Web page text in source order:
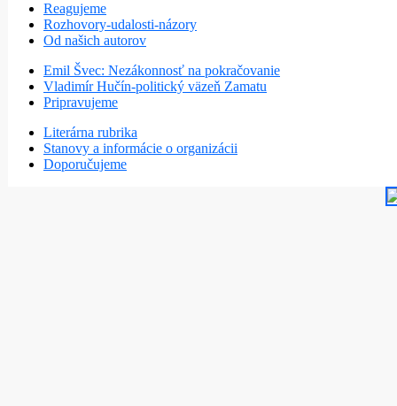
Reagujeme
Rozhovory-udalosti-názory
Od našich autorov
Emil Švec: Nezákonnosť na pokračovanie
Vladimír Hučín-politický väzeň Zamatu
Pripravujeme
Literárna rubrika
Stanovy a informácie o organizácii
Doporučujeme